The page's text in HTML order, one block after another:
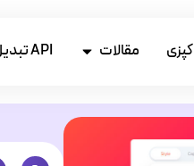
کپزی مقالات API تبدیل صدا به متن